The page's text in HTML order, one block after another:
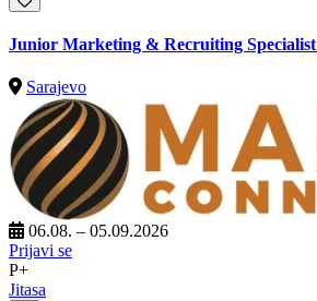
Junior Marketing & Recruiting Specialist
Sarajevo
06.08. – 05.09.2026
Prijavi se
P+
Jitasa